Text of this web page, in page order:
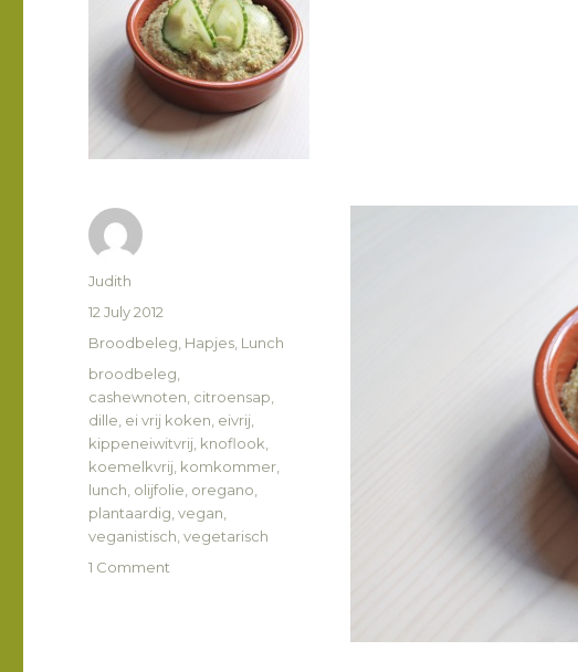
Author
Judith
Posted
on
12 July 2012
Categories
Broodbeleg Hapjes Lunch
Tags
broodbeleg
cashewnoten citroensap
dille ei vrij koken eivrij
kippeneiwitvrij knoflook
koemelkvrij komkommer
lunch olijfolie oregano
plantaardig ,vegan
veganistisch ,vegetarisch
1 Comment